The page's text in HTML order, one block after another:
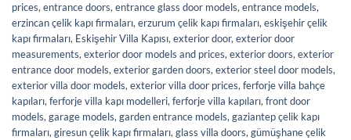
prices,entrance doors,entrance glass door models,entrance models,
erzincan çelik kapı firmaları,erzurum çelik kapı firmaları,eskişehir çelik
kapı firmaları, Eskişehir Villa Kapısı,exterior door,exterior door
measurements,exterior door models and prices,exterior doors,exterior
entrance door models,exterior garden doors,exterior steel door models,
exterior villa door models,exterior villa door prices,ferforje villa bahçe
kapıları,ferforje villa kapı modelleri,ferforje villa kapıları,front door
models,garage models,garden entrance models,gaziantep çelik kapı
firmaları,giresun çelik kapı firmaları,glass villa doors,gümüşhane çelik